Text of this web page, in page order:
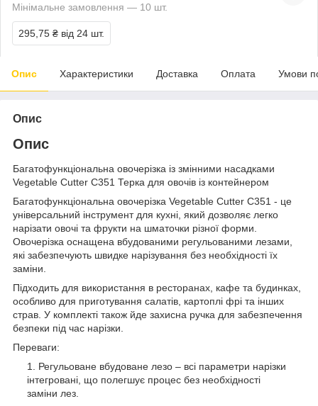
Мінімальне замовлення — 10 шт.
295,75 ₴ від 24 шт.
Опис Характеристики Доставка Оплата Умови
Опис
Опис
Багатофункціональна овочерізка із змінними насадками
Vegetable Cutter C351 Терка для овочів із контейнером
Багатофункціональна овочерізка Vegetable Cutter C351 - це
універсальний інструмент для кухні, який дозволяє легко
нарізати овочі та фрукти на шматочки різної форми.
Овочерізка оснащена вбудованими регульованими лезами,
які забезпечують швидке нарізування без необхідності їх
заміни.
Підходить для використання в ресторанах, кафе та будинках,
особливо для приготування салатів, картоплі фрі та інших
страв. У комплекті також йде захисна ручка для забезпечення
безпеки під час нарізки.
Переваги:
Регульоване вбудоване лезо – всі параметри нарізки
інтегровані, що полегшує процес без необхідності
заміни лез.